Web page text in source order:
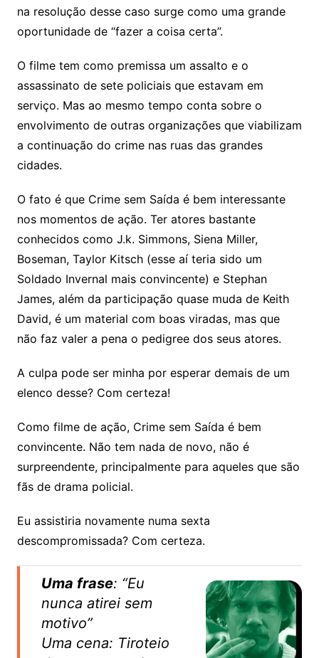
na resolução desse caso surge como uma grande
oportunidade de “fazer a coisa certa”.
O filme tem como premissa um assalto e o
assassinato de sete policiais que estavam em
serviço. Mas ao mesmo tempo conta sobre o
envolvimento de outras organizações que viabilizam
a continuação do crime nas ruas das grandes
cidades.
O fato é que Crime sem Saída é bem interessante
nos momentos de ação. Ter atores bastante
conhecidos como J.k. Simmons, Siena Miller,
Boseman, Taylor Kitsch (esse aí teria sido um
Soldado Invernal mais convincente) e Stephan
James, além da participação quase muda de Keith
David, é um material com boas viradas, mas que
não faz valer a pena o pedigree dos seus atores.
A culpa pode ser minha por esperar demais de um
elenco desse? Com certeza!
Como filme de ação, Crime sem Saída é bem
convincente. Não tem nada de novo, não é
surpreendente, principalmente para aqueles que são
fãs de drama policial.
Eu assistiria novamente numa sexta
descompromissada? Com certeza.
Uma frase: “Eu
nunca atirei sem
motivo”
Uma cena: Tiroteio